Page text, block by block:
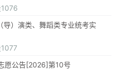
）演类、舞蹈类专业统考实
愿公告[2026]第10号